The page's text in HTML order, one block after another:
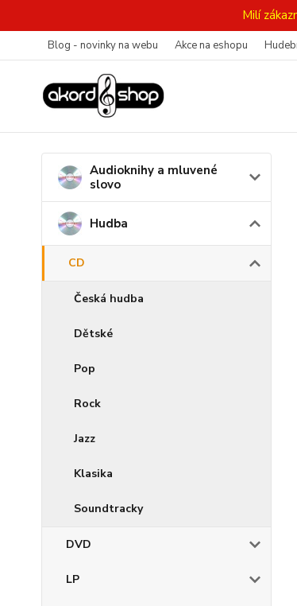
Milí
Blog - novinky na webu Akce na eshopu
Audioknihy a mluvené
slovo
Hudba
CD
Česká hudba
Dětské
Pop
Rock
Jazz
Klasika
Soundtracky
DVD
LP